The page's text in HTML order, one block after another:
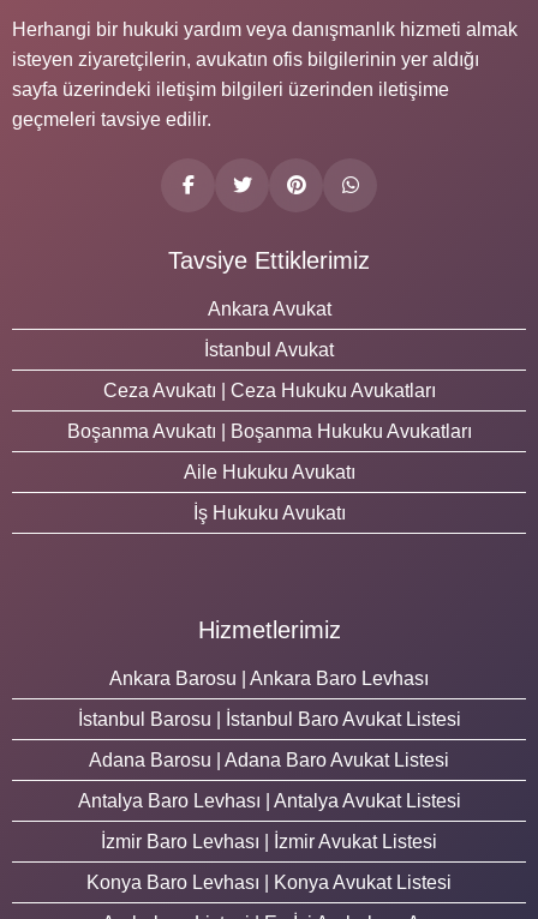
Herhangi bir hukuki yardım veya danışmanlık hizmeti almak
isteyen ziyaretçilerin, avukatın ofis bilgilerinin yer aldığı
sayfa üzerindeki iletişim bilgileri üzerinden iletişime
geçmeleri tavsiye edilir.
Tavsiye Ettiklerimiz
Ankara Avukat
İstanbul Avukat
Ceza Avukatı | Ceza Hukuku Avukatları
Boşanma Avukatı | Boşanma Hukuku Avukatları
Aile Hukuku Avukatı
İş Hukuku Avukatı
Hizmetlerimiz
Ankara Barosu | Ankara Baro Levhası
İstanbul Barosu | İstanbul Baro Avukat Listesi
Adana Barosu | Adana Baro Avukat Listesi
Antalya Baro Levhası | Antalya Avukat Listesi
İzmir Baro Levhası | İzmir Avukat Listesi
Konya Baro Levhası | Konya Avukat Listesi